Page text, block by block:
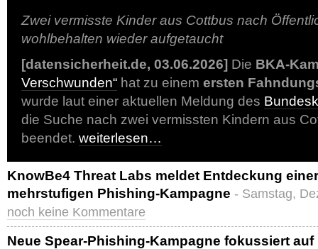
Zwei vermisste Kinder aus Cottbus nach
wohlbehalten wieder aufgetaucht
[datensicherheit.de, 03.06.2026] Die BKA-
Verschwunden“ hat zu einem ersten
wurde laut einer aktuellen Meldung des
die Suche nach zwei vermissten Kindern aus
beendet. weiterlesen…
KnowBe4 Threat Labs meldet Entdeckung
mehrstufigen Phishing-Kampagne - Samstag,
noch keine Kommentare
Neue Spear-Phishing-Kampagne fokussiert